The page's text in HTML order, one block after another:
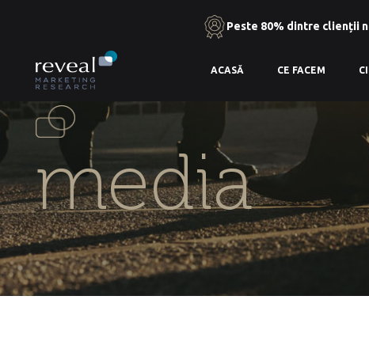
content
Peste 80% dintre clienții
ACASĂ CE FACEM
media